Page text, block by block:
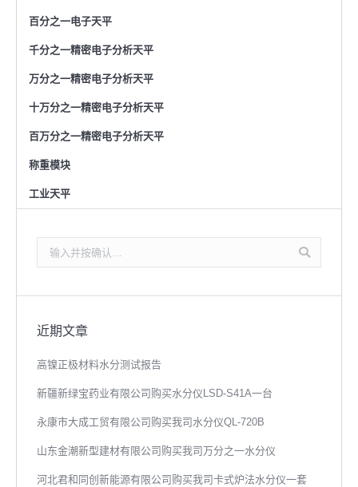
百分之一电子天平
千分之一精密电子分析天平
万分之一精密电子分析天平
十万分之一精密电子分析天平
百万分之一精密电子分析天平
称重模块
工业天平
索：
近期文章
高镍正极材料水分测试报告
新疆新绿宝药业有限公司购买水分仪LSD-S41A一台
永康市大成工贸有限公司购买我司水分仪QL-720B
山东金潮新型建材有限公司购买我司万分之一水分仪
河北君和同创新能源有限公司购买我司卡式炉法水分仪一套